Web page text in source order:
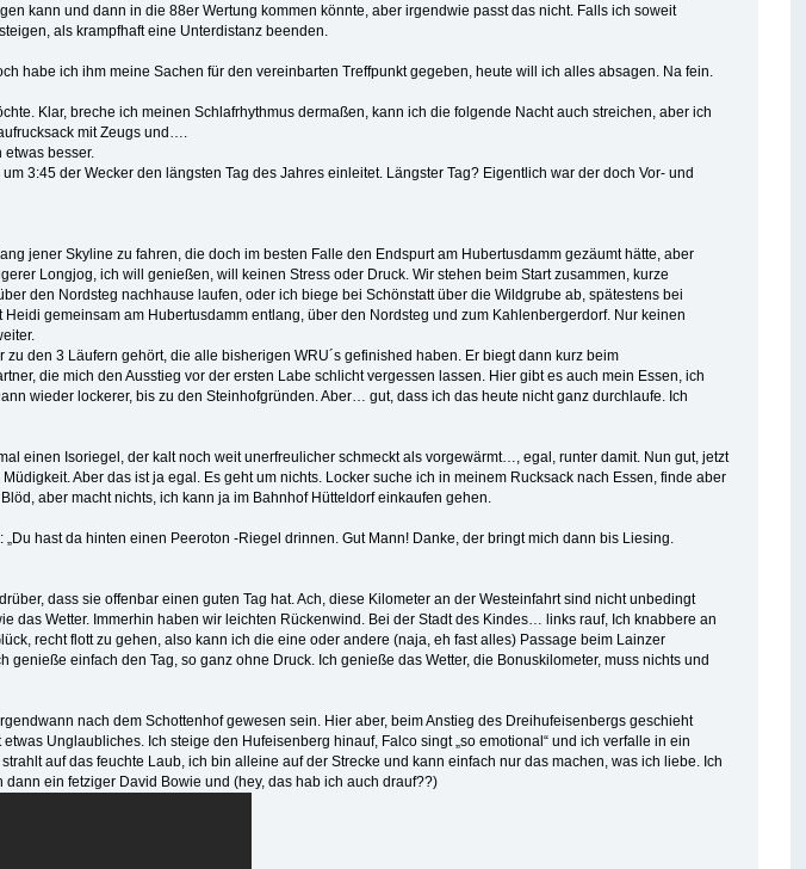
kann und dann in die 88er Wertung kommen könnte, aber irgendwie passt das nicht. Falls ich soweit
als krampfhaft eine Unterdistanz beenden.
habe ich ihm meine Sachen für den vereinbarten Treffpunkt gegeben, heute will ich alles absagen. Na fein.
Klar, breche ich meinen Schlafrhythmus dermaßen, kann ich die folgende Nacht auch streichen, aber ich
mit Zeugs und….
besser.
3:45 der Wecker den längsten Tag des Jahres einleitet. Längster Tag? Eigentlich war der doch Vor- und
jener Skyline zu fahren, die doch im besten Falle den Endspurt am Hubertusdamm gezäumt hätte, aber
Longjog, ich will genießen, will keinen Stress oder Druck. Wir stehen beim Start zusammen, kurze
den Nordsteg nachhause laufen, oder ich biege bei Schönstatt über die Wildgrube ab, spätestens bei
gemeinsam am Hubertusdamm entlang, über den Nordsteg und zum Kahlenbergerdorf. Nur keinen
den 3 Läufern gehört, die alle bisherigen WRU´s gefinished haben. Er biegt dann kurz beim
die mich den Ausstieg vor der ersten Labe schlicht vergessen lassen. Hier gibt es auch mein Essen, ich
wieder lockerer, bis zu den Steinhofgründen. Aber… gut, dass ich das heute nicht ganz durchlaufe. Ich
einen Isoriegel, der kalt noch weit unerfreulicher schmeckt als vorgewärmt…, egal, runter damit. Nun gut, jetzt
Aber das ist ja egal. Es geht um nichts. Locker suche ich in meinem Rucksack nach Essen, finde aber
aber macht nichts, ich kann ja im Bahnhof Hütteldorf einkaufen gehen.
hast da hinten einen Peeroton -Riegel drinnen. Gut Mann! Danke, der bringt mich dann bis Liesing.
dass sie offenbar einen guten Tag hat. Ach, diese Kilometer an der Westeinfahrt sind nicht unbedingt
das Wetter. Immerhin haben wir leichten Rückenwind. Bei der Stadt des Kindes… links rauf, Ich knabbere an
recht flott zu gehen, also kann ich die eine oder andere (naja, eh fast alles) Passage beim Lainzer
einfach den Tag, so ganz ohne Druck. Ich genieße das Wetter, die Bonuskilometer, muss nichts und
nach dem Schottenhof gewesen sein. Hier aber, beim Anstieg des Dreihufeisenbergs geschieht
Unglaubliches. Ich steige den Hufeisenberg hinauf, Falco singt „so emotional“ und ich verfalle in ein
auf das feuchte Laub, ich bin alleine auf der Strecke und kann einfach nur das machen, was ich liebe. Ich
ein fetziger David Bowie und (hey, das hab ich auch drauf??)